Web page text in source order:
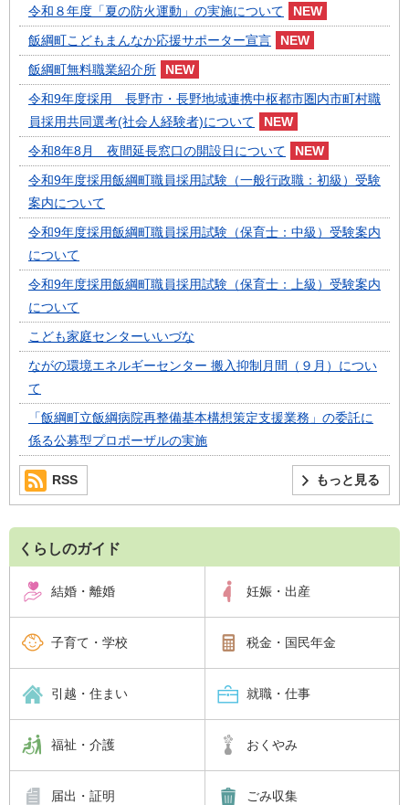
令和８年度「夏の防火運動」の実施について
飯綱町こどもまんなか応援サポーター宣言
飯綱町無料職業紹介所
令和9年度採用 長野市・長野地域連携中枢都市圏内市町村職
員採用共同選考(社会人経験者)について
令和8年8月 夜間延長窓口の開設日について
令和9年度採用飯綱町職員採用試験（一般行政職：初級）受験
案内について
令和9年度採用飯綱町職員採用試験（保育士：中級）受験案内
について
令和9年度採用飯綱町職員採用試験（保育士：上級）受験案内
について
こども家庭センターいいづな
ながの環境エネルギーセンター 搬入抑制月間（９月）につい
て
「飯綱町立飯綱病院再整備基本構想策定支援業務」の委託に
係る公募型プロポーザルの実施
もっと見る
RSS
くらしのガイド
結婚・離婚 妊娠・出産
子育て・学校 税金・国民年金
引越・住まい 就職・仕事
福祉・介護 おくやみ
届出・証明 ごみ収集